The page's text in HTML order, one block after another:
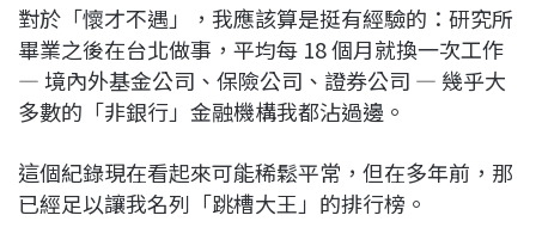
對於「懷才不遇」，我應該算是挺有經驗的：研究所
畢業之後在台北做事，平均每 18 個月就換一次工作
— 境內外基金公司、保險公司、證券公司 — 幾乎大
多數的「非銀行」金融機構我都沾過邊。
這個紀錄現在看起來可能稀鬆平常，但在多年前，那
已經足以讓我名列「跳槽大王」的排行榜。